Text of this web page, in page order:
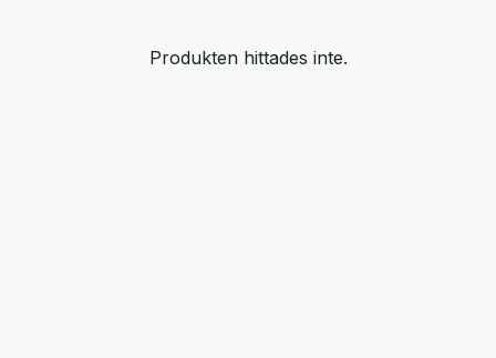
Produkten hittades inte.